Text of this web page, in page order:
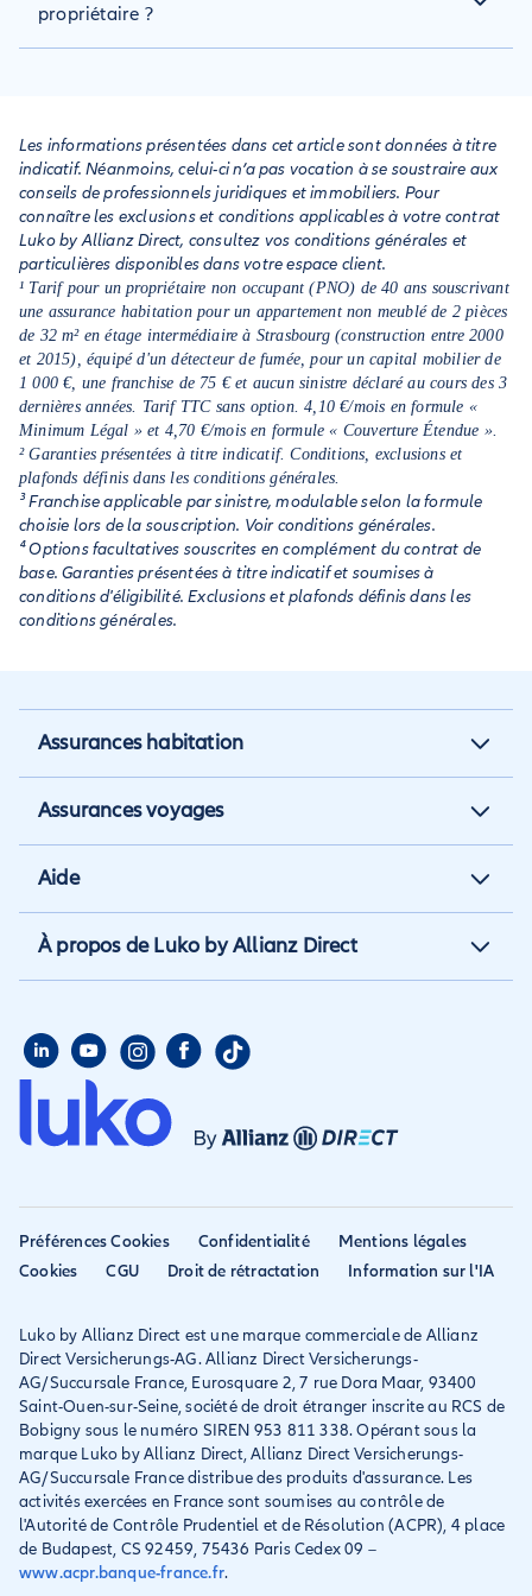
vous n'aurez qu'à déclarer le montant de l'assurance dans le
propriétaire ?
risque de
vacance locative
grâce à une demande soutenue,
notamment en zones étudiantes et urbaines. Avec un bail
solidaire, le propriétaire bailleur bénéficie également d’une
meilleure garantie de paiement du loyer.
Les informations présentées dans cet article sont données à titre
indicatif. Néanmoins, celui-ci n’a pas vocation à se soustraire aux
conseils de professionnels juridiques et immobiliers. Pour
connaître les exclusions et conditions applicables à votre contrat
Luko by Allianz Direct, consultez vos conditions générales et
particulières disponibles dans votre espace client.
¹ Tarif pour un propriétaire non occupant (PNO) de 40 ans souscrivant
une assurance habitation pour un appartement non meublé de 2 pièces
de 32 m² en étage intermédiaire à Strasbourg (construction entre 2000
et 2015), équipé d'un détecteur de fumée, pour un capital mobilier de
1 000 €, une franchise de 75 € et aucun sinistre déclaré au cours des 3
dernières années. Tarif TTC sans option. 4,10 €/mois en formule «
Minimum Légal » et 4,70 €/mois en formule « Couverture Étendue ».
² Garanties présentées à titre indicatif. Conditions, exclusions et
plafonds définis dans les conditions générales.
³ Franchise applicable par sinistre, modulable selon la formule
choisie lors de la souscription. Voir conditions générales.
⁴ Options facultatives souscrites en complément du contrat de
base. Garanties présentées à titre indicatif et soumises à
conditions d'éligibilité. Exclusions et plafonds définis dans les
conditions générales.
Assurances habitation
Assurance habitation
Assurance locataire
Assurance propriétaire non
occupant
Assurance colocataire
Assurances voyages
Assurance vacances
Assurance annulation
Assurance annuelle
Assurance étudiant
Assurance PVT
Assurance rapatriement
Aide
Aide et contact
Aide habitation
Mon compte
Déclarer un sinistre
habitation
Résilier ancien assureur
À propos de Luko by Allianz Direct
Presse
Avis
Allianz travel devient
Eurofil rejoint Allianz
Conditions générales et
IPID
Préférences Cookies Confidentialité
Mentions légales
Cookies
CGU Droit de rétractation Information sur l'IA
Luko by Allianz Direct est une marque commerciale de Allianz
Direct Versicherungs-AG. Allianz Direct Versicherungs-
AG/Succursale France, Eurosquare 2, 7 rue Dora Maar, 93400
Saint-Ouen-sur-Seine, société de droit étranger inscrite au RCS de
Bobigny sous le numéro SIREN 953 811 338. Opérant sous la
marque Luko by Allianz Direct, Allianz Direct Versicherungs-
AG/Succursale France distribue des produits d'assurance. Les
activités exercées en France sont soumises au contrôle de
l'Autorité de Contrôle Prudentiel et de Résolution (ACPR), 4 place
de Budapest, CS 92459, 75436 Paris Cedex 09 –
www.acpr.banque-france.fr.